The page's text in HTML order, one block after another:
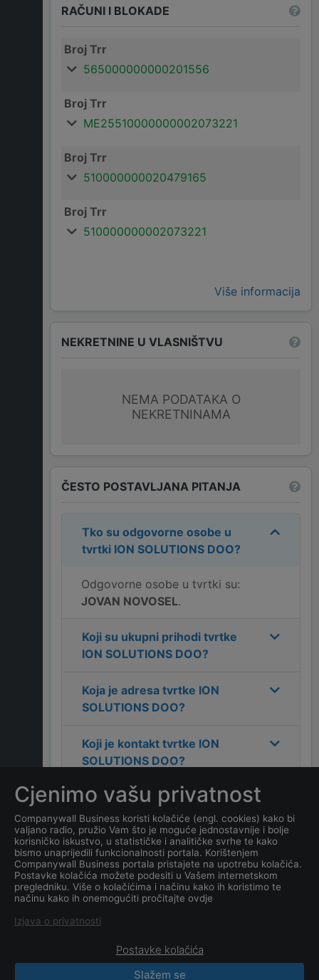
RAČUNI I BLOKADE
Broj Trr
565000000000201556
Broj Trr
ME25510000000002073221
Broj Trr
510000000020479165
Broj Trr
510000000002073221
Više informacija
NEKRETNINE U VLASNIŠTVU
NEMA PODATAKA O
NEKRETNINAMA
ČESTO POSTAVLJANA PITANJA
Tko su odgovorne osobe u
tvrtki ION SOLUTIONS DOO?
Odgovorne osobe u tvrtki su:
JOVAN NOVOSEL.
Koji su ukupni prihodi tvrtke
ION SOLUTIONS DOO?
Koja je adresa tvrtke ION
SOLUTIONS DOO?
Koji je kontakt tvrtke ION
SOLUTIONS DOO?
Koliko ima zaposlenih
kompanijaION SOLUTIONS
DOO ?
Koji je datum osnivanja
tvrtkeION SOLUTIONS
DOO?
CompanyWall Business © 2026
Cjenimo vašu privatnost
Companywall Business koristi kolačiće (engl. cookies) kako bi
valjano radio, pružio Vam što je moguće jednostavnije i bolje
korisničko iskustvo, u statističke i analitičke svrhe te kako
bismo unaprijedili funkcionalnosti portala. Korištenjem
Companywall Business portala pristajete na upotrebu kolačića.
Postavke kolačića možete podesiti u Vašem internetskom
pregledniku. Više o kolačićima i načinu kako ih koristimo te
načinu kako ih onemogućiti pročitajte ovdje
Izjava o privatnosti
Postavke kolačića
Slažem se